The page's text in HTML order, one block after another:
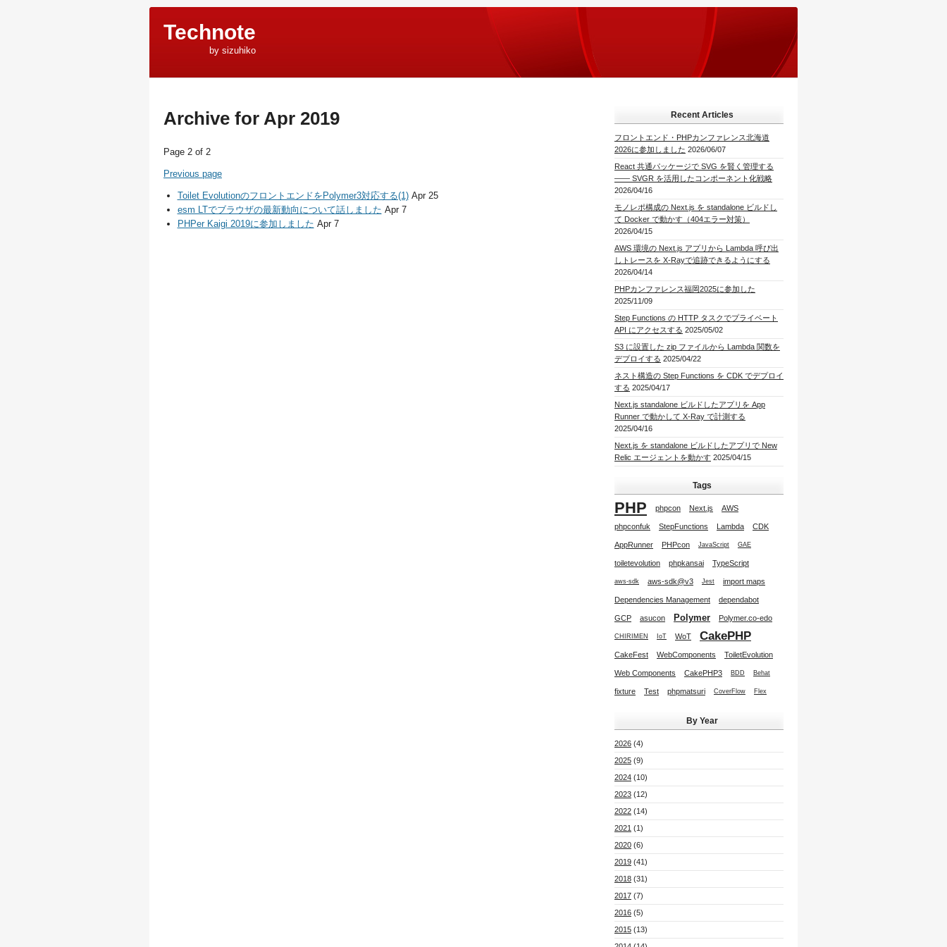
Technote
by sizuhiko
Archive for Apr 2019
Page 2 of 2
Previous page
Toilet EvolutionのフロントエンドをPolymer3対応する(1) Apr 25
esm LTでブラウザの最新動向について話しました Apr 7
PHPer Kaigi 2019に参加しました Apr 7
Recent Articles
フロントエンド・PHPカンファレンス北海道
2026に参加しました 2026/06/07
React 共通パッケージで SVG を賢く管理する
—— SVGR を活用したコンポーネント化戦略
2026/04/16
モノレポ構成の Next.js を standalone ビルドし
て Docker で動かす（404エラー対策）
2026/04/15
AWS 環境の Next.js アプリから Lambda 呼び出
しトレースを X-Rayで追跡できるようにする
2026/04/14
PHPカンファレンス福岡2025に参加した
2025/11/09
Step Functions の HTTP タスクでプライベート
API にアクセスする 2025/05/02
S3 に設置した zip ファイルから Lambda 関数を
デプロイする 2025/04/22
ネスト構造の Step Functions を CDK でデプロイ
する 2025/04/17
Next.js standalone ビルドしたアプリを App
Runner で動かして X-Ray で計測する
2025/04/16
Next.js を standalone ビルドしたアプリで New
Relic エージェントを動かす 2025/04/15
Tags
PHP phpcon Next.js AWS
phpconfuk StepFunctions Lambda CDK
AppRunner PHPcon JavaScript GAE
toiletevolution phpkansai TypeScript
aws-sdk aws-sdk@v3 Jest import maps
Dependencies Management dependabot
GCP asucon Polymer Polymer.co-edo
CHIRIMEN IoT WoT CakePHP
CakeFest WebComponents ToiletEvolution
Web Components CakePHP3 BDD Behat
fixture Test phpmatsuri CoverFlow Flex
By Year
2026 (4)
2025 (9)
2024 (10)
2023 (12)
2022 (14)
2021 (1)
2020 (6)
2019 (41)
2018 (31)
2017 (7)
2016 (5)
2015 (13)